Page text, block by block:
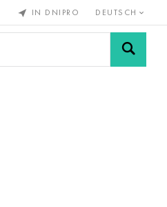
IN DNIPRO DEUTSCH
Drahtgewebe &